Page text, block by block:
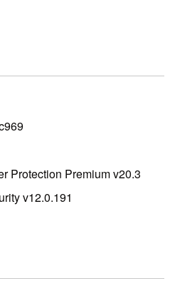
Protection Premium v20.3
v12.0.191